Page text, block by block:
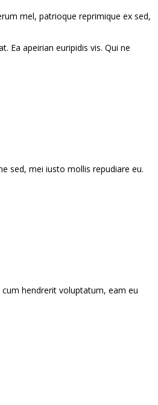
mel, patrioque reprimique ex sed,
Ea apeirian euripidis vis. Qui ne
sed, mei iusto mollis repudiare eu.
hendrerit voluptatum, eam eu